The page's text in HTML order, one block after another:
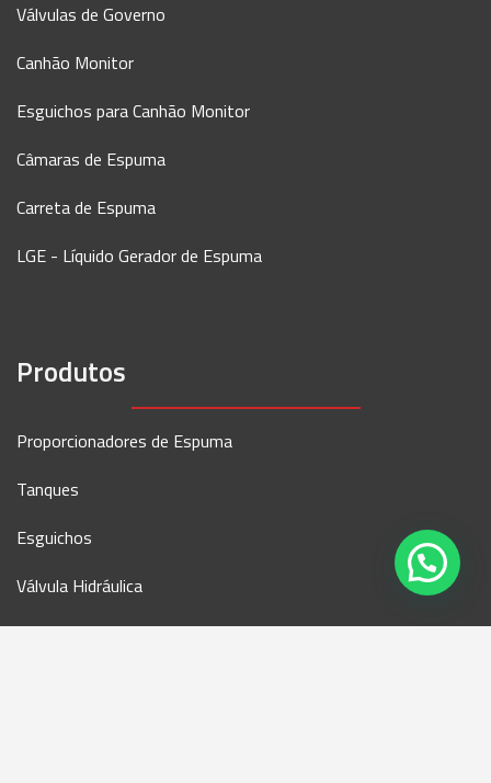
Válvulas de Governo
Canhão Monitor
Esguichos para Canhão Monitor
Câmaras de Espuma
Carreta de Espuma
LGE - Líquido Gerador de Espuma
Produtos
Proporcionadores de Espuma
Tanques
Esguichos
Válvula Hidráulica
Linha Hidráulica